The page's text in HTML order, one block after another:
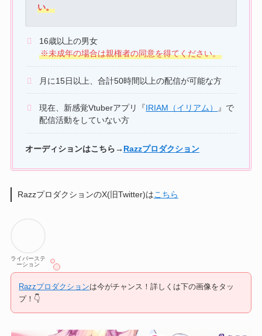
い。
16歳以上の男女
※未成年の場合は親権者の同意を得てください。
月に15日以上、合計50時間以上の配信が可能な方
現在、新感覚Vtuberアプリ『IRIAM（イリアム） 』で
配信活動をしていない方
オーディションはこちら→ Razzプロダクション
RazzプロダクションのX(旧Twitter)はこちら
ライバーステ
ーション
Razzプロダクションは今がチャンス！詳しくは下の画像をタッ
プ！👇